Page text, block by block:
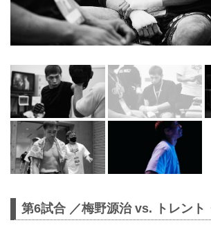
第6試合 ／梅野源治 vs. トレント